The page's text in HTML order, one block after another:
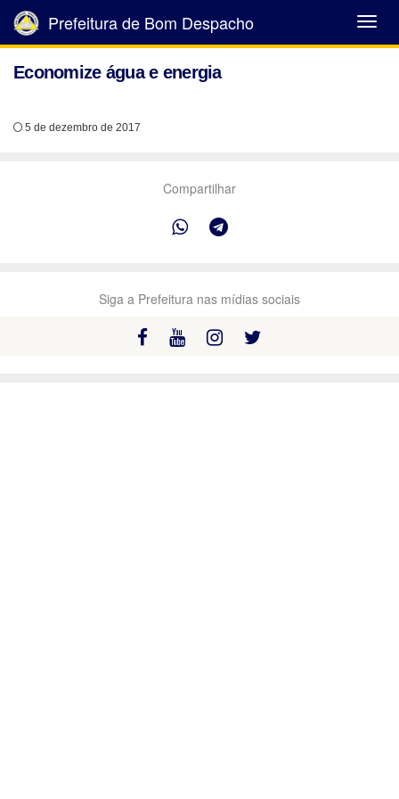
Abrir
Menu
Prefeitura de Bom Despacho
Economize água e energia
5 de dezembro de 2017
Compartilhar
Siga a Prefeitura nas mídias sociais